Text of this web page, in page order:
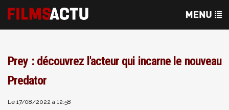
Prey : découvrez l'acteur qui incarne le nouveau
Predator
Le 17/08/2022 à 12:58